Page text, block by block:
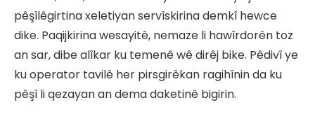
pêşîlêgirtina xeletiyan servîskirina demkî hewce
dike. Paqijkirina wesayitê, nemaze li hawîrdorên toz
an sar, dibe alîkar ku temenê wê dirêj bike. Pêdivî ye
ku operator tavilê her pirsgirêkan ragihînin da ku
pêşî li qezayan an dema daketinê bigirin.